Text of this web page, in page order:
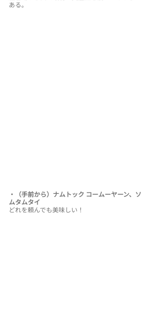
ある。
・（手前から）ナムトック コームーヤーン、ソ
ムタムタイ
どれを頼んでも美味しい！